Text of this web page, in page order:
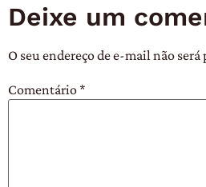
Deixe um
O seu endereço de e-mail não
Comentário*